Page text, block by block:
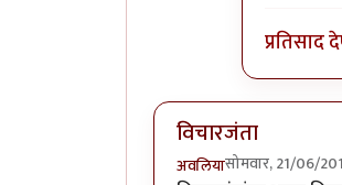
प्रतिसाद
विचारजंता
अवलियासोमवार, 21/06/